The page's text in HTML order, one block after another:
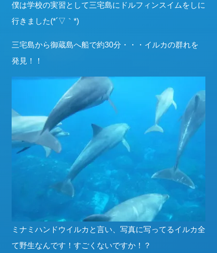
僕は学校の実習として三宅島にドルフィンスイムをしに
行きました(*´▽｀*)
三宅島から御蔵島へ船で約30分・・・イルカの群れを
発見！！
ミナミハンドウイルカと言い、写真に写ってるイルカ全
て野生なんです！すごくないですか！？